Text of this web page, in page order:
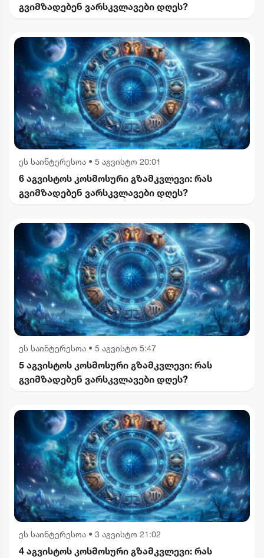
გვიმზადებენ ვარსკვლავები დღეს?
ეს საინტერესოა • 5 აგვისტო 20:01
6 აგვისტოს კოსმოსური გზამკვლევი: რას
გვიმზადებენ ვარსკვლავები დღეს?
ეს საინტერესოა • 5 აგვისტო 5:47
5 აგვისტოს კოსმოსური გზამკვლევი: რას
გვიმზადებენ ვარსკვლავები დღეს?
ეს საინტერესოა • 3 აგვისტო 21:02
4 აგვისტოს კოსმოსური გზამკვლევი: რას